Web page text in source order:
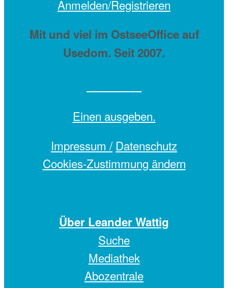
Anmelden/Registrieren
Mit und viel im OstseeOffice auf
Usedom. Seit 2007.
Einen ausgeben.
Impressum / Datenschutz
Cookies-Zustimmung ändern
Über Leander Wattig
Suche
Mediathek
Abozentrale